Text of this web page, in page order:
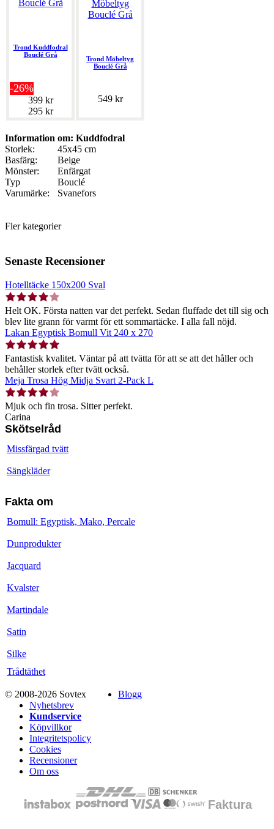
Trond Kuddfodral
Bouclé Grå
-26%
399 kr
295 kr
Trond Möbeltyg
Bouclé Grå
549 kr
Information om: Kuddfodral
Storlek:
45x45 cm
Basfärg:
Beige
Mönster:
Enfärgat
Typ
Bouclé
Varumärke:
Svanefors
Fler kategorier
Senaste Recensioner
Hotelltäcke 150x200 Sval
Helt OK. Första natten var det perfekt. Sedan fluffade det till sig och
blev lite grann för varmt för ett sommartäcke. I alla fall nöjd.
Lakan Egyptisk Bomull Vit 240 x 270
Fantastisk kvalitet. Väntar på att tvätta för att se att det håller och
behåller storlek efter tvätt också.
Meja Trosa Hög Midja Svart 2-Pack L
Mjuk och fin trosa. Sitter perfekt.
Carina
Skötselråd
Missfärgad tvätt
Sängkläder
Fakta om
Bomull: Egyptisk, Mako, Percale
Dunprodukter
Jacquard
Kvalster
Martindale
Satin
Silke
Trådtäthet
© 2008-2026 Sovtex
Blogg
Nyhetsbrev
Kundservice
Köpvillkor
Integritetspolicy
Cookies
Recensioner
Om oss